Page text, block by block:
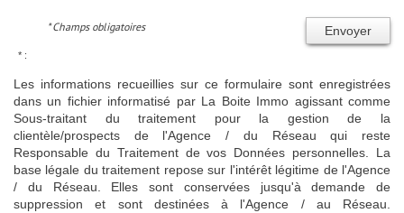
Envoyer
* Champs obligatoires
* :
Les informations recueillies sur ce formulaire sont enregistrées
dans un fichier informatisé par La Boite Immo agissant comme
Sous-traitant du traitement pour la gestion de la
clientèle/prospects de l'Agence / du Réseau qui reste
Responsable du Traitement de vos Données personnelles. La
base légale du traitement repose sur l'intérêt légitime de l'Agence
/ du Réseau. Elles sont conservées jusqu'à demande de
suppression et sont destinées à l'Agence / au Réseau.